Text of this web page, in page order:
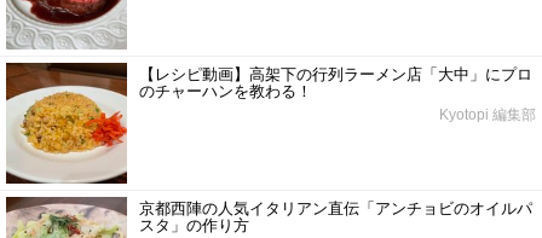
【レシピ動画】高架下の行列ラーメン店「大中」にプロ
のチャーハンを教わる！
Kyotopi 編集部
京都西陣の人気イタリアン直伝「アンチョビのオイルパ
スタ」の作り方